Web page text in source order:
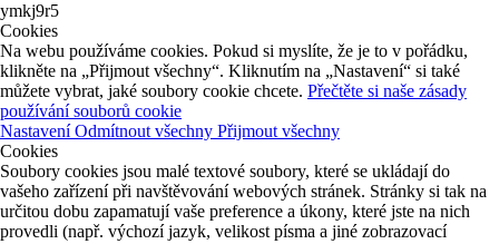
ymkj9r5
Cookies
Na webu používáme cookies. Pokud si myslíte, že je to v pořádku,
klikněte na „Přijmout všechny“. Kliknutím na „Nastavení“ si také
můžete vybrat, jaké soubory cookie chcete. Přečtěte si naše zásady
používání souborů cookie
NastaveníOdmítnout všechny Přijmout všechny
Cookies
Soubory cookies jsou malé textové soubory, které se ukládají do
vašeho zařízení při navštěvování webových stránek. Stránky si tak na
určitou dobu zapamatují vaše preference a úkony, které jste na nich
provedli (např. výchozí jazyk, velikost písma a jiné zobrazovací